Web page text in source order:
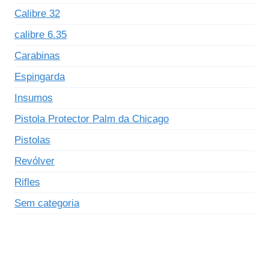
Calibre 32
calibre 6.35
Carabinas
Espingarda
Insumos
Pistola Protector Palm da Chicago
Pistolas
Revólver
Rifles
Sem categoria